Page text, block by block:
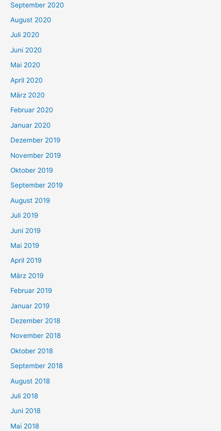
September 2020
August 2020
Juli 2020
Juni 2020
Mai 2020
April 2020
März 2020
Februar 2020
Januar 2020
Dezember 2019
November 2019
Oktober 2019
September 2019
August 2019
Juli 2019
Juni 2019
Mai 2019
April 2019
März 2019
Februar 2019
Januar 2019
Dezember 2018
November 2018
Oktober 2018
September 2018
August 2018
Juli 2018
Juni 2018
Mai 2018